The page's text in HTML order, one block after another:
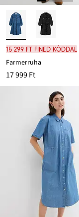
15 299 Ft FINED kóddal
Farmerruha
17 999 Ft